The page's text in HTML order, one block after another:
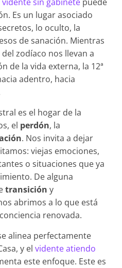
Es un lugar asociado
lo oculto, la
de sanación. Mientras
zodíaco nos llevan a
de la vida externa, la 12ª
adentro, hacia
es el hogar de la
el perdón, la
. Nos invita a dejar
viejas emociones,
o situaciones que ya
De alguna
transición y
abrimos a lo que está
renovada.
alinea perfectamente
y elvidente atiendo
este enfoque. Este es